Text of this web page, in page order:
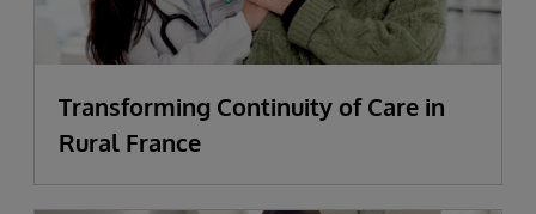
Transforming Continuity of Care in
Rural France